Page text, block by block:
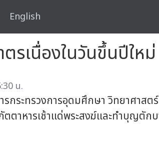
English
รเนื่องในวันขึ้นปีให
น.
ระทรวงการอุดมศึกษา วิทยาศาสต
ตตาหารเช้าแด่พระสงฆ์และทำบุญตัก